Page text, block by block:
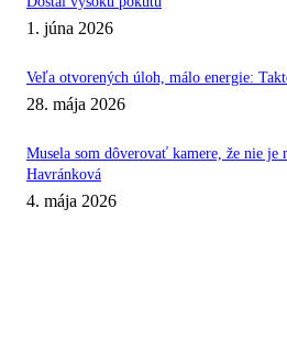
1. júna 2026
Veľa otvorených úloh, málo energie:
28. mája 2026
Musela som dôverovať kamere, že nie
Havránková
4. mája 2026